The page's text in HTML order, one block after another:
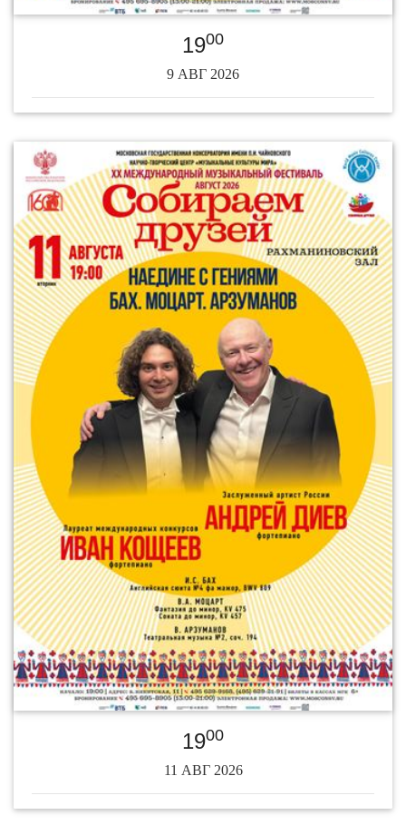
1900
9 АВГ 2026
1900
11 АВГ 2026